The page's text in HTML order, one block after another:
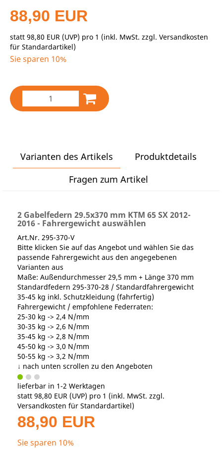
88,90 EUR
statt 98,80 EUR (UVP) pro 1 (inkl. MwSt. zzgl. Versandkosten
für Standardartikel)
Sie sparen 10%
Varianten des Artikels
Produktdetails
Fragen zum Artikel
2 Gabelfedern 29.5x370 mm KTM 65 SX 2012-
2016 - Fahrergewicht auswählen
Art.Nr. 295-370-V
Bitte klicken Sie auf das Angebot und wählen Sie das
passende Fahrergewicht aus den angegebenen
Varianten aus
Maße: Außendurchmesser 29,5 mm + Länge 370 mm
Standardfedern 295-370-28 / Standardfahrergewicht
35-45 kg inkl. Schutzkleidung (fahrfertig)
Fahrergewicht / empfohlene Federraten:
25-30 kg -> 2,4 N/mm
30-35 kg -> 2,6 N/mm
35-45 kg -> 2,8 N/mm
45-50 kg -> 3,0 N/mm
50-55 kg -> 3,2 N/mm
↓ nach unten scrollen zu den Angeboten
lieferbar in 1-2 Werktagen
statt 98,80 EUR (UVP) pro 1 (inkl. MwSt. zzgl.
Versandkosten für Standardartikel)
88,90 EUR
Sie sparen 10%